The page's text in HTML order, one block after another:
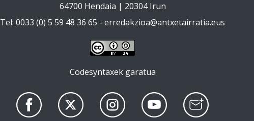
64700 Hendaia | 20304 Irun
Tel: 0033 (0) 5 59 48 36 65 - erredakzioa@antxetairratia.eus
Codesyntaxek garatua